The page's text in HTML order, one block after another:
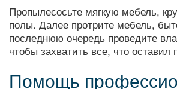
Пропылесосьте мягкую мебель,
полы. Далее протрите мебель,
последнюю очередь проведите
чтобы захватить все, что оставил
Помощь